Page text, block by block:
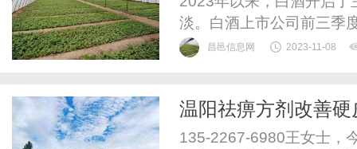
淡。白酒上市公司前三季
昌邑信息网 2023-11-08
温阳祛痹方剂改善
135-2267-6980王女士，